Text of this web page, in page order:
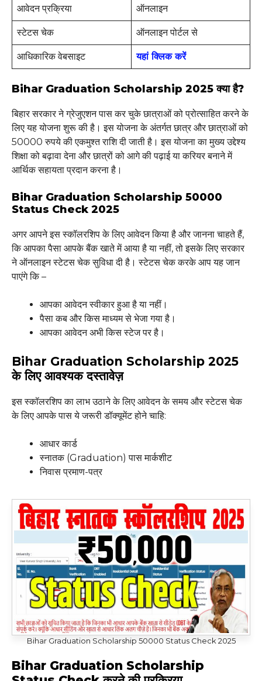
आवेदन प्रक्रिया ऑनलाइन
स्टेटस चेक ऑनलाइन पोर्टल से
आधिकारिक वेबसाइट यहां क्लिक करें
Bihar Graduation Scholarship 2025 क्या है?
बिहार सरकार ने ग्रेजुएशन पास कर चुके छात्राओं को प्रोत्साहित करने के
लिए यह योजना शुरू की है। इस योजना के अंतर्गत छात्र और छात्राओं को
50000 रुपये की एकमुश्त राशि दी जाती है। इस योजना का मुख्य उद्देश्य
शिक्षा को बढ़ावा देना और छात्रों को आगे की पढ़ाई या करियर बनाने में
आर्थिक सहायता प्रदान करना है।
Bihar Graduation Scholarship 50000
Status Check 2025
अगर आपने इस स्कॉलरशिप के लिए आवेदन किया है और जानना चाहते हैं,
कि आपका पैसा आपके बैंक खाते में आया है या नहीं, तो इसके लिए सरकार
ने ऑनलाइन स्टेटस चेक सुविधा दी है। स्टेटस चेक करके आप यह जान
पाएंगे कि –
आपका आवेदन स्वीकार हुआ है या नहीं।
पैसा कब और किस माध्यम से भेजा गया है।
आपका आवेदन अभी किस स्टेज पर है।
Bihar Graduation Scholarship 2025
के लिए आवश्यक दस्तावेज़
इस स्कॉलरशिप का लाभ उठाने के लिए आवेदन के समय और स्टेटस चेक
के लिए आपके पास ये जरूरी डॉक्यूमेंट होने चाहि:
आधार कार्ड
स्नातक (Graduation) पास मार्कशीट
निवास प्रमाण-पत्र
Bihar Graduation Scholarship 50000 Status Check 2025
Bihar Graduation Scholarship